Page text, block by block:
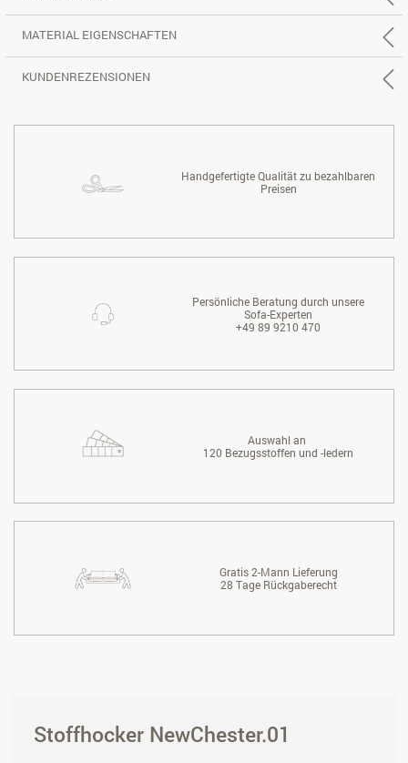
MATERIAL EIGENSCHAFTEN
KUNDENREZENSIONEN
Handgefertigte Qualität zu bezahlbaren
Preisen
Persönliche Beratung durch unsere
Sofa-Experten
+49 89 9210 470
Auswahl an
120 Bezugsstoffen und -ledern
Gratis 2-Mann Lieferung
28 Tage Rückgaberecht
Stoffhocker NewChester.01